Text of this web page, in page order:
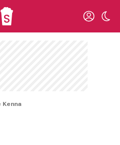
Kenna